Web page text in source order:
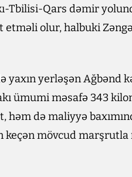
Tbilisi-Qars dəmir
etməli olur, halbuki
yerləşən Ağbənd
ümumi məsafə 343
həm də maliyyə
mövcud marşrutla